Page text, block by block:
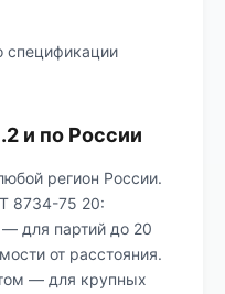
спецификации
и по России
регион России.
8734-75 20:
для партий до 20
от расстояния.
— для крупных